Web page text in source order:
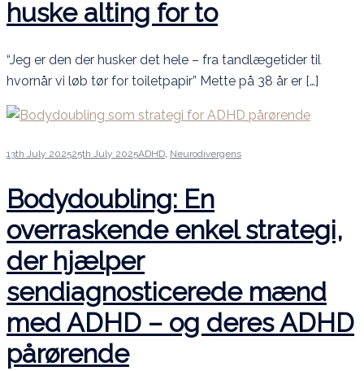
huske alting for to
“Jeg er den der husker det hele – fra tandlægetider til
hvornår vi løb tør for toiletpapir” Mette på 38 år er […]
13th July 202525th July 2025ADHD, Neurodivergens
Bodydoubling: En
overraskende enkel strategi,
der hjælper
sendiagnosticerede mænd
med ADHD – og deres ADHD
pårørende